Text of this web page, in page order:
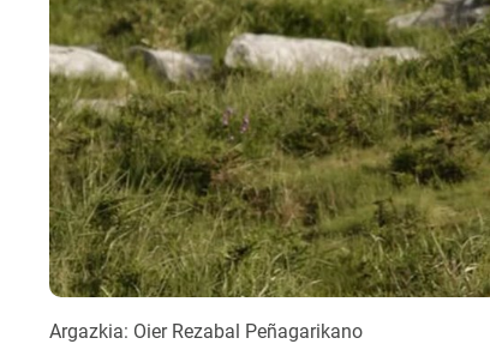
Argazkia: Oier Rezabal Peñagarikano